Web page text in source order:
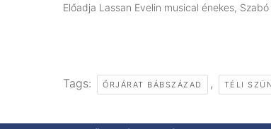
Előadja Lassan Evelin musical énekes,
Tags: ŐRJÁRAT BÁBSZÁZAD , TÉLI